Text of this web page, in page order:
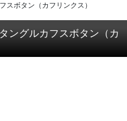
スボタン（カフリンクス）
ングルカフスボタン（カ